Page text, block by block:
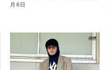
月6日